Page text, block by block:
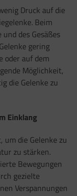
Druck auf die
Beim
des Gesäßes
gering
oder auf dem
Möglichkeit,
die Gelenke zu
Einklang
um die Gelenke zu
zu stärken.
Bewegungen
gezielte
Verspannungen